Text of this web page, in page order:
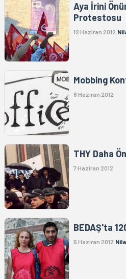
Aya İrini
Protestosu
12 Haziran 2012
Mobbing
8 Haziran 2012
THY Daha
7 Haziran 2012
BEDAŞ'ta
5 Haziran 2012